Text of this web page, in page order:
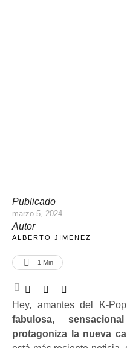
Publicado
marzo 5, 2024
Autor
ALBERTO JIMENEZ
1 Min
Hey, amantes del K-
fabulosa,
protagoniza la nueva